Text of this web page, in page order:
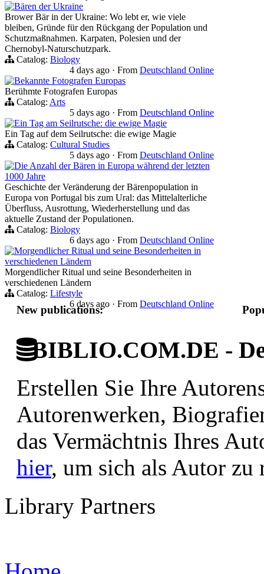
Bären der Ukraine
Brower Bär in der Ukraine: Wo lebt er, wie viele
bleiben, Gründe für den Rückgang der Population und
Schutzmaßnahmen. Karpaten, Polesien und der
Chernobyl-Naturschutzpark.
Catalog: Biology
4 days ago · From Deutschland Online
Bekannte Fotografen Europas
Berühmte Fotografen Europas
Catalog: Arts
5 days ago · From Deutschland Online
Ein Tag am Seilrutsche: die ewige Magie
Ein Tag auf dem Seilrutsche: die ewige Magie
Catalog: Cultural Studies
5 days ago · From Deutschland Online
Die Anzahl der Bären in Europa während der letzten
1000 Jahre
Geschichte der Veränderung der Bärenpopulation in
Europa von Portugal bis zum Ural: das Mittelalterliche
Überfluss, Ausrottung, Wiederherstellung und das
aktuelle Zustand der Populationen.
Catalog: Biology
6 days ago · From Deutschland Online
Morgendlicher Ritual und seine Besonderheiten in
verschiedenen Ländern
Morgendlicher Ritual und seine Besonderheiten in
verschiedenen Ländern
Catalog: Lifestyle
6 days ago · From Deutschland Online
New publications:
BIBLIO.COM.DE -
Erstellen Sie Ihre
Autorenwerken,
das Vermächtnis Ihres
hier, um sich als Autor zu
Library Partners